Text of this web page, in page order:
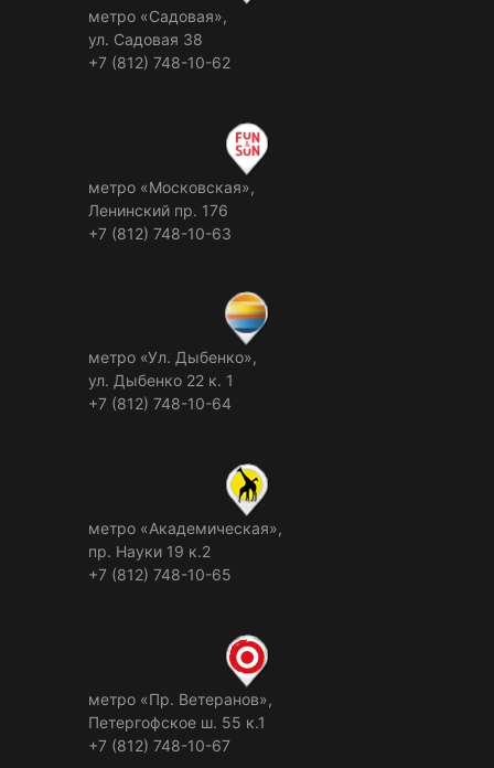
метро «Садовая»,
ул. Садовая 38
+7 (812) 748-10-62
метро «Московская»,
Ленинский пр. 176
+7 (812) 748-10-63
метро «Ул. Дыбенко»,
ул. Дыбенко 22 к. 1
+7 (812) 748-10-64
метро «Академическая»,
пр. Науки 19 к.2
+7 (812) 748-10-65
метро «Пр. Ветеранов»,
Петергофское ш. 55 к.1
+7 (812) 748-10-67